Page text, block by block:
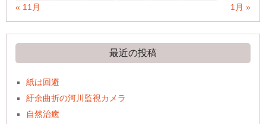
« 11月
1月 »
最近の投稿
紙は回避
紆余曲折の河川監視カメラ
自然治癒